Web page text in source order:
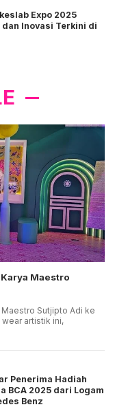
Expo 2025
Inovasi Terkini di
Karya Maestro
Maestro Sutjipto Adi ke
artistik ini,
Penerima Hadiah
BCA 2025 dari Logam
Benz